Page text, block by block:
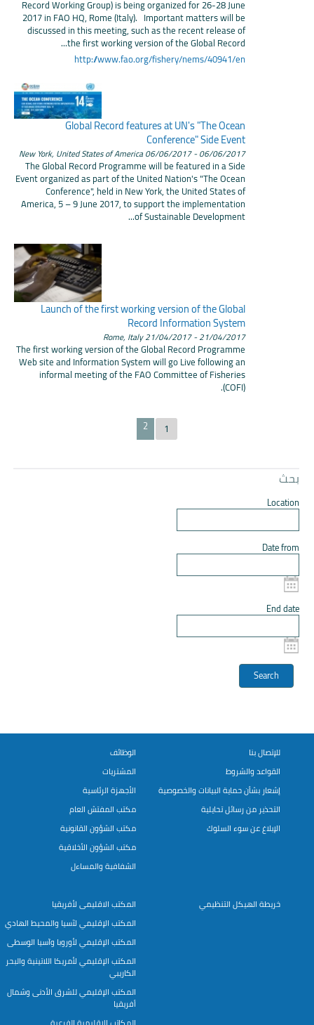
Record Working Group) is being organized for 26-28 June
2017 in FAO HQ, Rome (Italy). Important matters will be
discussed in this meeting, such as the recent release of
the first working version of the Global Record...
http://www.fao.org/fishery/nems/40941/en
Global Record features at UN's "The Ocean
Conference" Side Event
06/06/2017
- 06/06/2017
The Global Record Programme will be featured in a Side
Event organized as part of the United Nation's "The Ocean
Conference", held in New York, the United States of
America, 5 – 9 June 2017, to support the implementation
of Sustainable Development...
Launch of the first working version of the Global
Record Information System
21/04/2017
- 21/04/2017
Rome, Italy
The first working version of the Global Record Programme
Web site and Information System will go Live following an
informal meeting of the FAO Committee of Fisheries
(COFI).
1
2
بحث
Location
Date from
End date
الوظائف
المشتريات
الأجهزة الرئاسية
مكتب المفتش العام
مكتب الشؤون القانونية
مكتب الشؤون الأخلاقية
الشفافية والمساءل
للإتصال بنا
القواعد والشروط
إشعار بشأن حماية البيانات والخصوصية
التحذير من رسائل تحايلية
الإبلاغ عن سوء السلوك
المكتب الاقليمى لأفريقيا
المكتب الإقليمي لآسيا والمحيط الهادي
المكتب الإقليمي لأوروبا وآسيا الوسطى
المكتب الإقليمي لأمريكا اللاتينية والبحر
الكاريبي
المكتب الإقليمي للشرق الأدنى وشمال
أفريقيا
خريطة الهيكل التنظيمي